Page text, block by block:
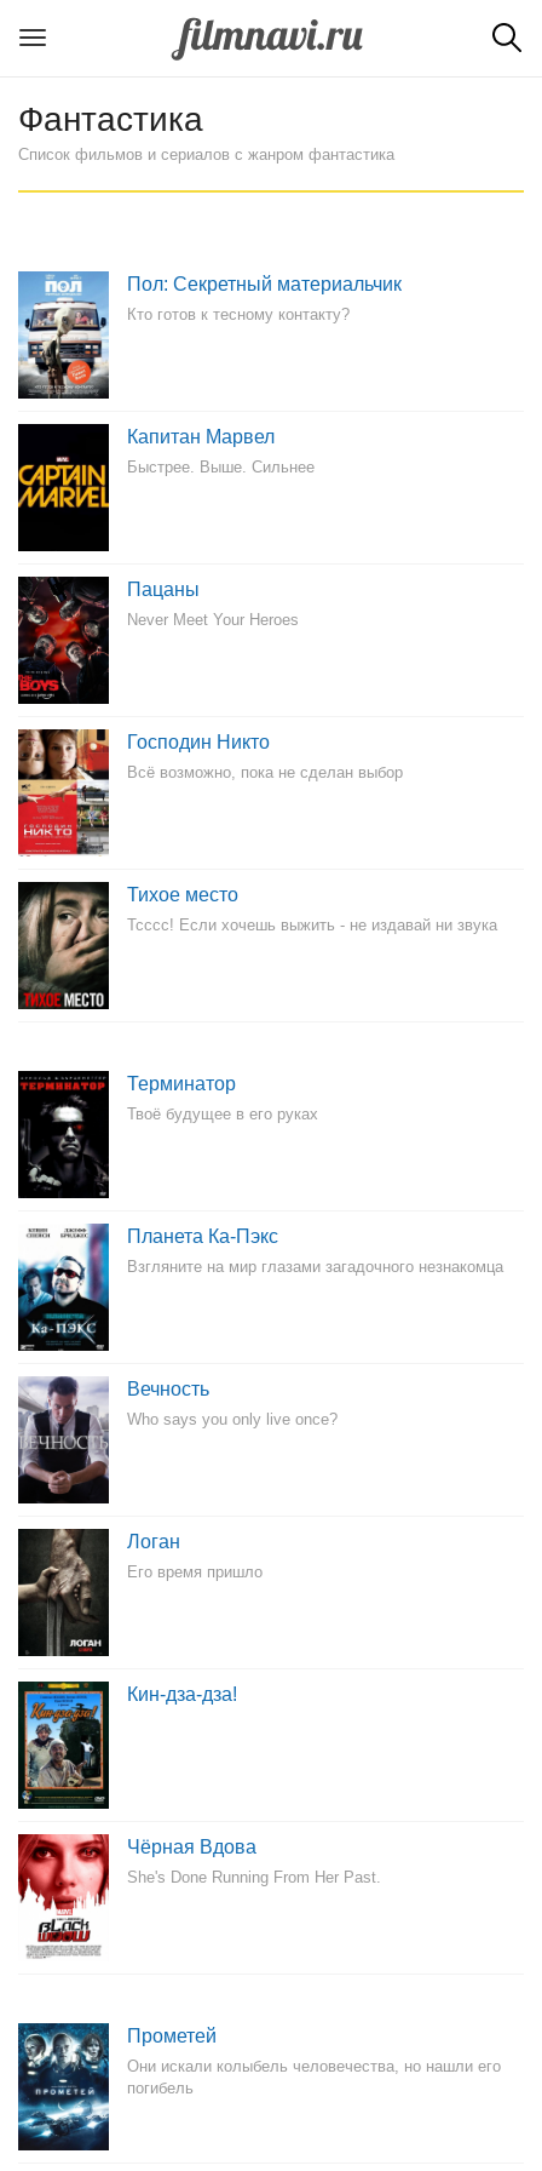
Фантастика
Список фильмов и сериалов с жанром фантастика
Пол: Секретный материальчик
Кто готов к тесному контакту?
Капитан Марвел
Быстрее. Выше. Сильнее
Пацаны
Never Meet Your Heroes
Господин Никто
Всё возможно, пока не сделан выбор
Тихое место
Тсссс! Если хочешь выжить - не издавай ни звука
Терминатор
Твоё будущее в его руках
Планета Ка-Пэкс
Взгляните на мир глазами загадочного незнакомца
Вечность
Who says you only live once?
Логан
Его время пришло
Кин-дза-дза!
Чёрная Вдова
She's Done Running From Her Past.
Прометей
Они искали колыбель человечества, но нашли его
погибель